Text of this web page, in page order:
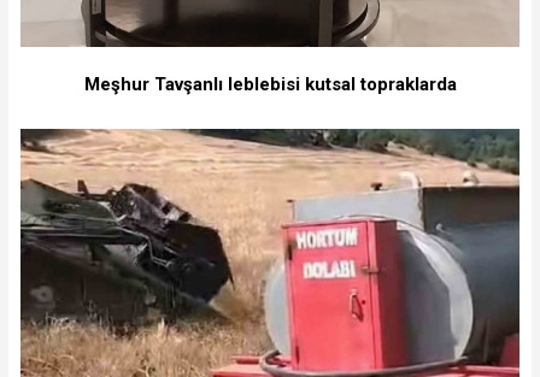
Meşhur Tavşanlı leblebisi kutsal topraklarda